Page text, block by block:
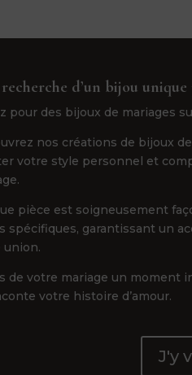
d’un bijou
pour des bijoux de mariages
nos créations de bijoux
votre style personnel et
pièce est soigneusement
spécifiques, garantissant un
union.
de votre mariage un moment
votre histoire d’amour.
J'y